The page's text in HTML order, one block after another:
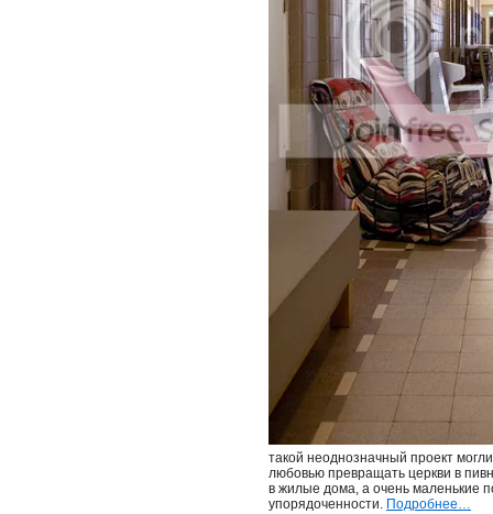
такой неоднозначный проект
любовью превращать церкви в
в жилые дома, а очень маленькие
упорядоченности. Подробнее…